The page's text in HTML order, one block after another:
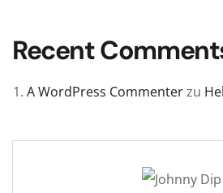
Recent
A WordPress Commenterzu